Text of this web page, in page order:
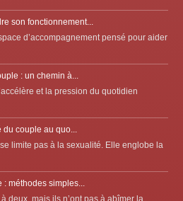
son fonctionnement...
d’accompagnement pensé pour aider
: un chemin à...
et la pression du quotidien
couple au quo...
limite pas à la sexualité. Elle englobe la
méthodes simples...
deux, mais ils n’ont pas à abîmer la